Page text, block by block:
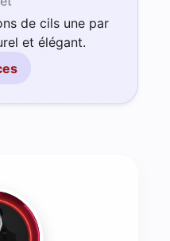
de cils une par
et élégant.